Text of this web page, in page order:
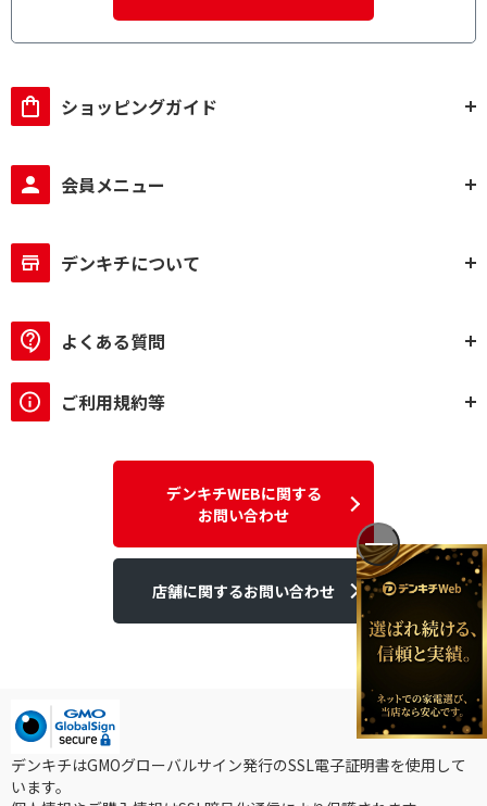
ショッピングガイド
会員メニュー
デンキチについて
よくある質問
ご利用規約等
デンキチWEBに関する
お問い合わせ
店舗に関するお問い合わせ
デンキチはGMOグローバルサイン発行のSSL電子証明書を使用して
います。